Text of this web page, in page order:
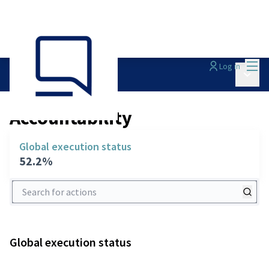
Log in
Accountability/ Main
Accountability
Global execution status
52.2%
Search for actions
Global execution status